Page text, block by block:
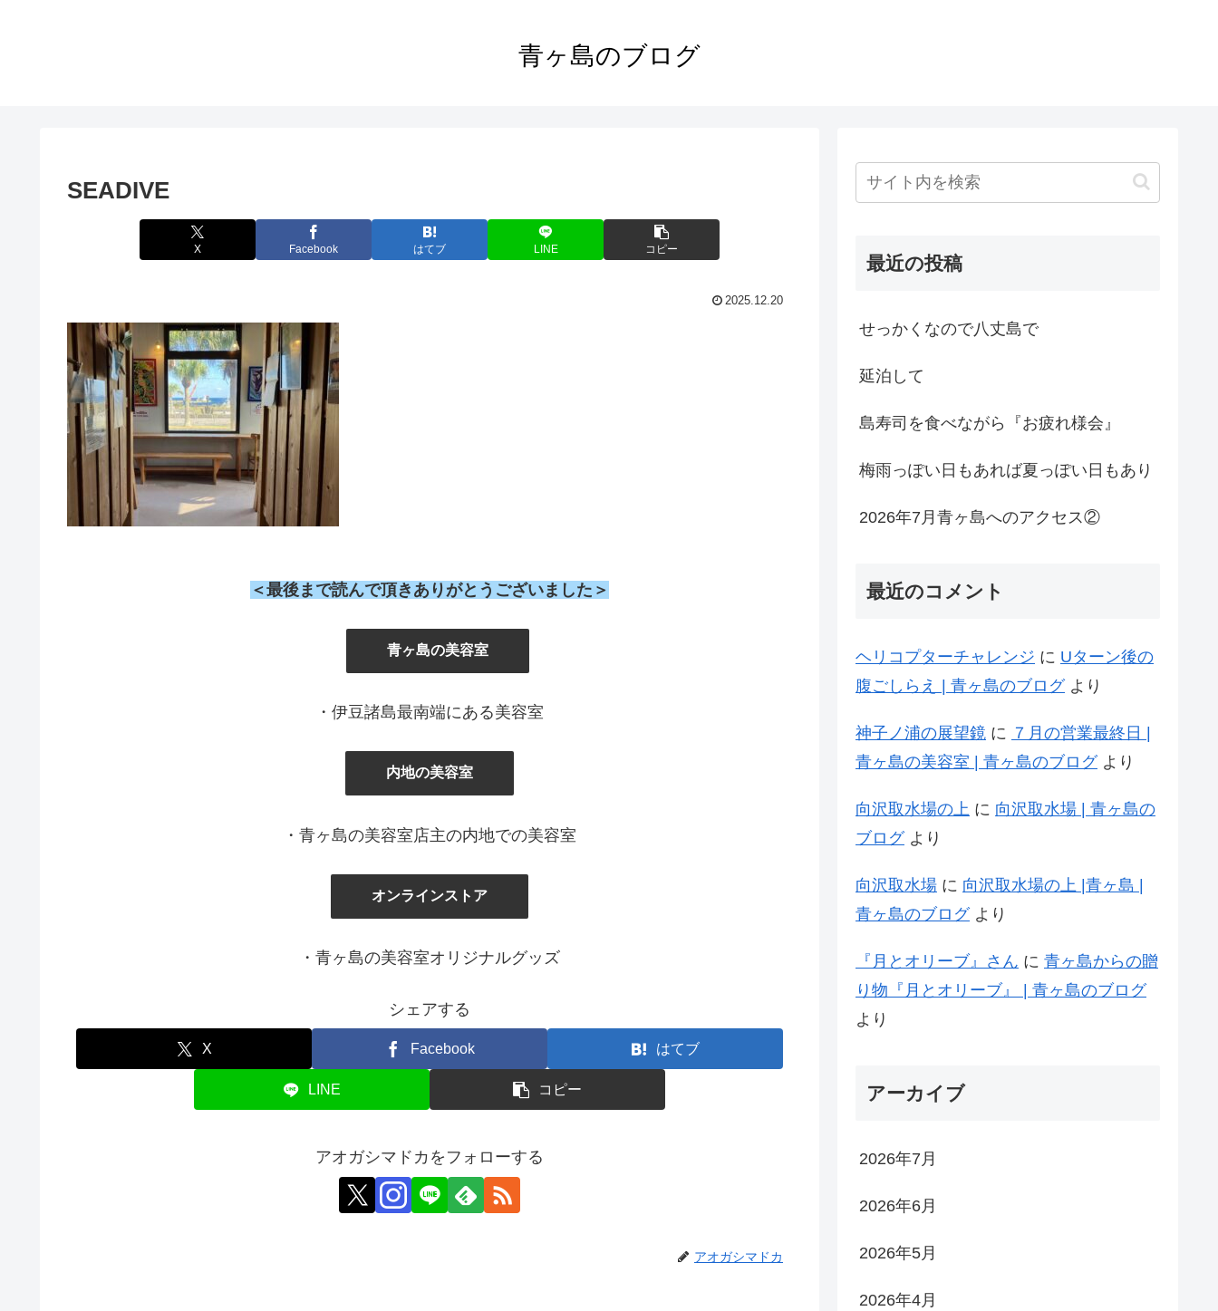
青ヶ島のブログ
SEADIVE
X Facebook はてブ LINE コピー
2025.12.20
＜最後まで読んで頂きありがとうございました＞
青ヶ島の美容室
・伊豆諸島最南端にある美容室
内地の美容室
・青ヶ島の美容室店主の内地での美容室
オンラインストア
・青ヶ島の美容室オリジナルグッズ
シェアする
X Facebook はてブ
LINE コピー
アオガシマドカをフォローする
アオガシマドカ
最近の投稿
せっかくなので八丈島で
延泊して
島寿司を食べながら『お疲れ様会』
梅雨っぽい日もあれば夏っぽい日もあり
2026年7月青ヶ島へのアクセス②
最近のコメント
ヘリコプターチャレンジ に Uターン後の
腹ごしらえ | 青ヶ島のブログより
神子ノ浦の展望鏡 に ７月の営業最終日 |
青ヶ島の美容室 | 青ヶ島のブログより
向沢取水場の上 に 向沢取水場 | 青ヶ島の
ブログより
向沢取水場 に 向沢取水場の上 |青ヶ島 |
青ヶ島のブログより
『月とオリーブ』さん に 青ヶ島からの贈
り物『月とオリーブ』 | 青ヶ島のブログ
より
アーカイブ
2026年7月
2026年6月
2026年5月
2026年4月